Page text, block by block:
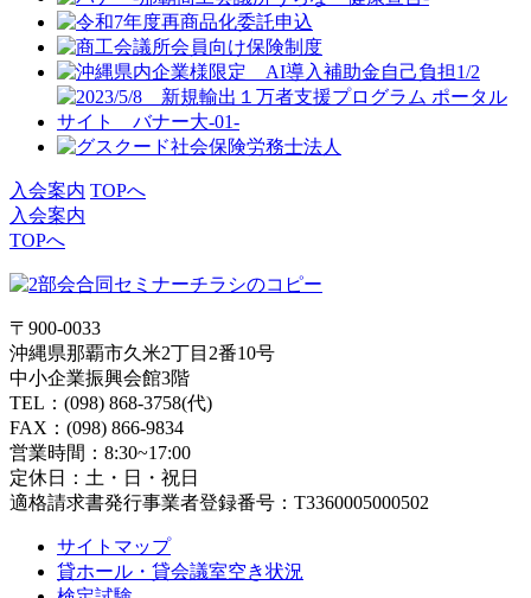
入会案内 TOPへ
入会案内
TOPへ
〒900-0033
沖縄県那覇市久米2丁目2番10号
中小企業振興会館3階
TEL：(098) 868-3758(代)
FAX：(098) 866-9834
営業時間：8:30~17:00
定休日：土・日・祝日
適格請求書発行事業者登録番号：T3360005000502
サイトマップ
貸ホール・貸会議室空き状況